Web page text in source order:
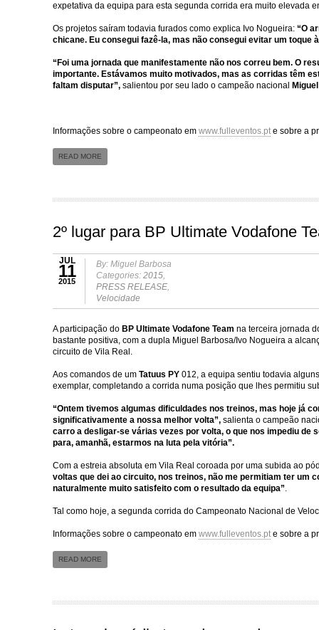
expetativa da equipa para esta segunda corrida era muito elevada
Os projetos saíram todavia furados como explica Ivo Nogueira: “O
chicane. Eu consegui fazê-la, mas não consegui evitar um toque
“Foi uma jornada que manifestamente não nos correu bem. O
importante. Estávamos muito motivados, mas as corridas têm
faltam disputar”, salientou por seu lado o campeão nacional
Informações sobre o campeonato em www.fulleventos.pt e sobre a
READ MORE
2º lugar para BP Ultimate Vodafone
JUL
11
2015
By: Miguel Barbosa
Categories: 2015,
PRESS RELEASE,
Velocidade
A participação do BP Ultimate Vodafone Team na terceira jornada
bastante positiva, com a dupla Miguel Barbosa/Ivo Nogueira a
circuito de Vila Real.
Aos comandos de um Tatuus PY 012, a equipa sentiu todavia
exemplar, completando a corrida numa posição que lhes permitiu
“Ontem tivemos algumas dificuldades nos treinos, mas hoje já
significativamente a nossa melhor volta”, salienta o campeão
carro a desligar-se várias vezes por volta, o que nos impediu
para, amanhã, estarmos na luta pela vitória”.
Com a estreia absoluta em Vila Real coroada por uma subida ao
voltas que dei ao circuito, nos treinos, não me permitiam ter um
naturalmente muito satisfeito com o resultado da equipa”.
Tal como hoje, a segunda corrida do Campeonato Nacional de
Informações sobre o campeonato em www.fulleventos.pt e sobre a
READ MORE